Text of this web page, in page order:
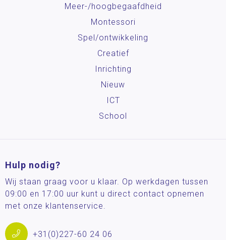
Meer-/hoog­begaafdheid
Montessori
Spel/ontwikkeling
Creatief
Inrichting
Nieuw
ICT
School
Hulp nodig?
Wij staan graag voor u klaar. Op werkdagen tussen
09:00 en 17:00 uur kunt u direct contact opnemen
met onze klantenservice.
+31(0)227-60 24 06